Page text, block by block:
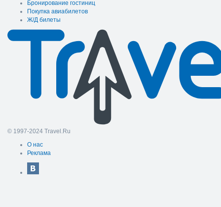
Бронирование гостиниц
Покупка авиабилетов
Ж/Д билеты
© 1997-2024 Travel.Ru
О нас
Реклама